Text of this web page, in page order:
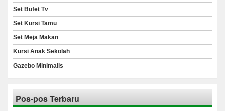
Set Bufet Tv
Set Kursi Tamu
Set Meja Makan
Kursi Anak Sekolah
Gazebo Minimalis
Pos-pos Terbaru